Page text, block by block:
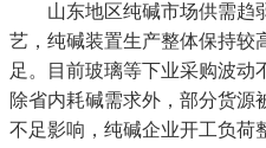
山东地区纯碱市场供需趋
艺，纯碱装置生产整体保持较
足。目前玻璃等下业采购波动
除省内耗碱需求外，部分货源
不足影响，纯碱企业开工负荷